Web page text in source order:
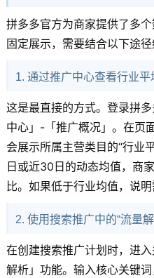
拼多多官方为商家提供了多
固定展示，需要结合以下途径
1. 通过推广中心查看行业平
这是最直接的方式。登录拼
中心」-「推广概况」。在页
会展示所属主营类目的“行业
日或近30日的动态均值，商
比。如果低于行业均值，说
2. 使用搜索推广中的“流量
在创建搜索推广计划时，进
解析」功能。输入核心关键